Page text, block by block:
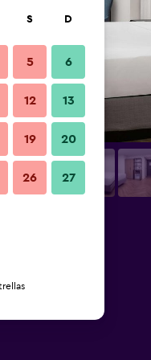
S D
5 6
12 13
19 20
26 27